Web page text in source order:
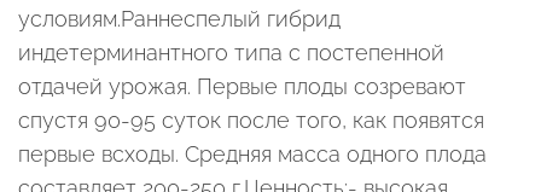
условиям.Раннеспелый гибрид
индетерминантного типа с постепенной
отдачей урожая. Первые плоды созревают
спустя 90-95 суток после того, как появятся
первые всходы. Средняя масса одного плода